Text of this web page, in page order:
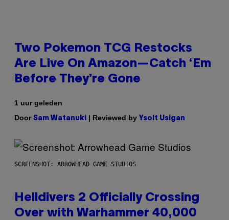
Two Pokemon TCG Restocks
Are Live On Amazon—Catch ‘Em
Before They’re Gone
1 uur geleden
Door Sam Watanuki | Reviewed by Ysolt Usigan
SCREENSHOT: ARROWHEAD GAME STUDIOS
Helldivers 2 Officially Crossing
Over with Warhammer 40,000